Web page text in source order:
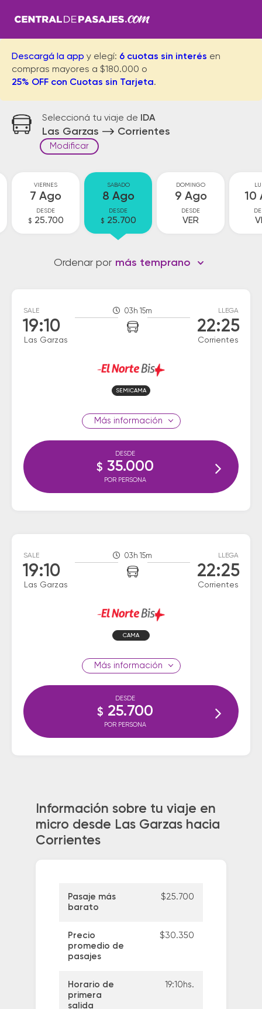
Descargá la app y elegí: 6 cuotas sin interés en
compras mayores a $180.000 o
25% OFF con Cuotas sin Tarjeta.
Seleccioná tu viaje de IDA
Las Garzas Corrientes
Modificar
VIERNES
7 Ago
DESDE
$ 25.700
SABADO
8 Ago
DESDE
$ 25.700
DOMINGO
9 Ago
DESDE
VER
10
Ordenar por más temprano
SALE
19:10
Las Garzas
03h 15m LLEGA
22:25
Corrientes
SEMICAMA
información
DESDE
$ 35.000
POR PERSONA
SALE
19:10
Las Garzas
03h 15m LLEGA
22:25
Corrientes
CAMA
información
DESDE
$ 25.700
POR PERSONA
Información sobre tu viaje en
micro desde Las Garzas hacia
Corrientes
Pasaje más
barato
$25.700
Precio
promedio de
pasajes
$30.350
Horario de
primera
salida
19:10hs.